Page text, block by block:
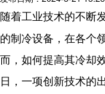
随着工业技术的不断
的制冷设备，在各个
而，如何提高其冷却
日，一项创新技术的